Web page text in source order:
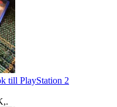
till PlayStation 2
,.